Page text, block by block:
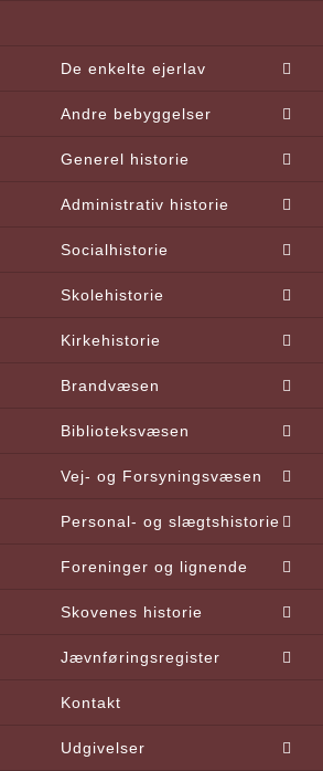
De enkelte ejerlav
Andre bebyggelser
Generel historie
Administrativ historie
Socialhistorie
Skolehistorie
Kirkehistorie
Brandvæsen
Biblioteksvæsen
Vej- og Forsyningsvæsen
Personal- og slægtshistorie
Foreninger og lignende
Skovenes historie
Jævnføringsregister
Kontakt
Udgivelser